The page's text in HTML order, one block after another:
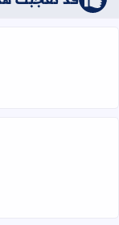
اقرأ
اقرأ